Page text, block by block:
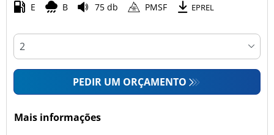
Esvaziamento limitado
Runflat (0)
Mais opções
E B 75 db PMSF EPREL
PEDIR UM ORÇAMENTO
Mais informações